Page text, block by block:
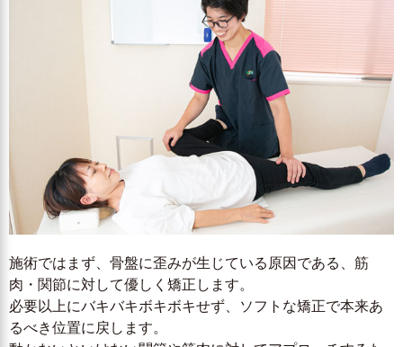
施術ではまず、骨盤に歪みが生じている原因である、筋
肉・関節に対して優しく矯正します。
必要以上にバキバキボキボキせず、ソフトな矯正で本来あ
るべき位置に戻します。